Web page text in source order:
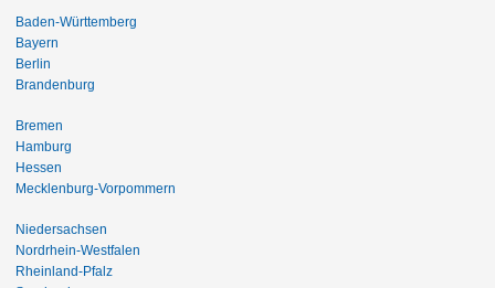
Baden-Württemberg
Bayern
Berlin
Brandenburg
Bremen
Hamburg
Hessen
Mecklenburg-Vorpommern
Niedersachsen
Nordrhein-Westfalen
Rheinland-Pfalz